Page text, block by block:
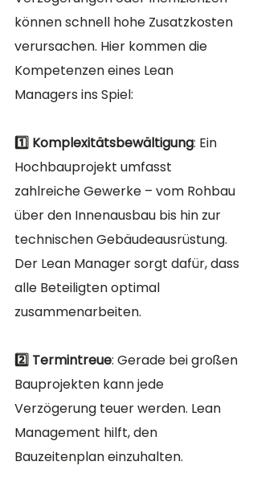
können schnell hohe Zusatzkosten
verursachen. Hier kommen die
Kompetenzen eines Lean
Managers ins Spiel:
1️⃣ Komplexitätsbewältigung: Ein
Hochbauprojekt umfasst
zahlreiche Gewerke – vom Rohbau
über den Innenausbau bis hin zur
technischen Gebäudeausrüstung.
Der Lean Manager sorgt dafür, dass
alle Beteiligten optimal
zusammenarbeiten.
2️⃣ Termintreue: Gerade bei großen
Bauprojekten kann jede
Verzögerung teuer werden. Lean
Management hilft, den
Bauzeitenplan einzuhalten.